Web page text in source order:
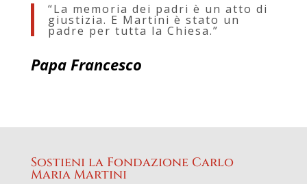
“La memoria dei padri è un atto di
giustizia. E Martini è stato un
padre per tutta la Chiesa.”
Papa Francesco
Sostieni la Fondazione Carlo
Maria Martini